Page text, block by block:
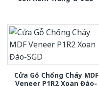
Cửa Gỗ Chống Cháy MDF
Veneer P1R2 Xoan Đào-